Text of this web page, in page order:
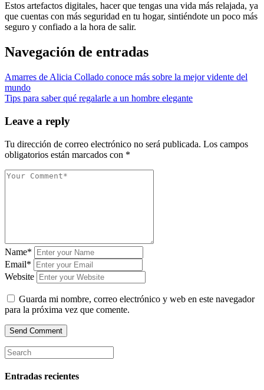
Estos artefactos digitales, hacer que tengas una vida más relajada, ya
que cuentas con más seguridad en tu hogar, sintiéndote un poco más
seguro y confiado a la hora de salir.
Navegación de entradas
Amarres de Alicia Collado conoce más sobre la mejor vidente del
mundo
Tips para saber qué regalarle a un hombre elegante
Leave a reply
Tu dirección de correo electrónico no será publicada. Los campos
obligatorios están marcados con *
Name*
Email*
Website
Guarda mi nombre, correo electrónico y web en este navegador
para la próxima vez que comente.
Entradas recientes